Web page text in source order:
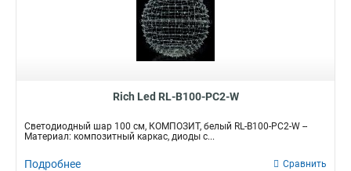
Rich Led RL-B100-PC2-W
Светодиодный шар 100 см, КОМПОЗИТ, белый RL-B100-PC2-W --
Материал: композитный каркас, диоды с...
Подробнее Сравнить